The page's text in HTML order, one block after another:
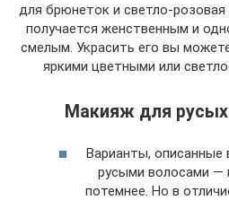
для брюнеток и светло-
получается женственным и
смелым. Украсить его вы
яркими цветными или
Макияж для
Варианты,
русыми волосами —
потемнее. Но в